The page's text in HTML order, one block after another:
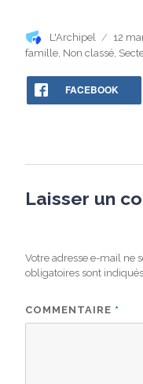
Auteur
L'Archipel
Publié
le
12
famille, Non classé,
FACEBOOK
Laisser un
Votre adresse e-mail ne
obligatoires sont
COMMENTAIRE *